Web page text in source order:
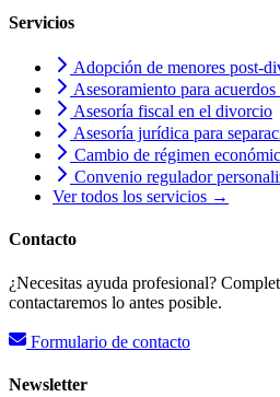
Servicios
Adopción de menores post-
Asesoramiento para
Asesoría fiscal en el divorcio
Asesoría jurídica para
Cambio de régimen
Convenio regulador
Ver todos los servicios →
Contacto
¿Necesitas ayuda profesional?
contactaremos lo antes posible.
Formulario de contacto
Newsletter